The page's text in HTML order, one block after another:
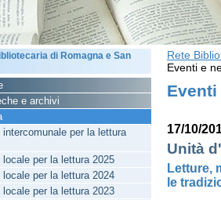
Rete
Eventi e
Eventi
17/10/
Unità
Letture,
le
di Romagna e San
e archivi
intercomunale per la lettura
locale per la lettura 2025
locale per la lettura 2024
locale per la lettura 2023